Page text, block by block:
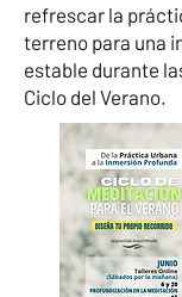
refrescar la
terreno para una
estable durante
Ciclo del Verano.